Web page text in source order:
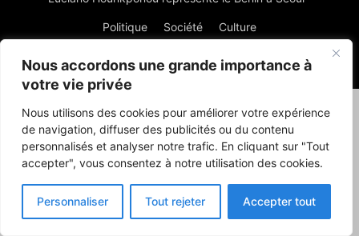
Nous accordons une grande importance à
votre vie privée
Nous utilisons des cookies pour améliorer votre expérience
de navigation, diffuser des publicités ou du contenu
personnalisés et analyser notre trafic. En cliquant sur "Tout
accepter", vous consentez à notre utilisation des cookies.
Personnaliser Tout rejeter Accepter tout
Politique Société Culture
© Powered by digitXplus Francophone